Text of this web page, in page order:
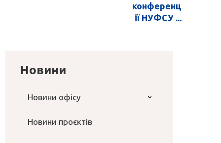
конференц
ії НУФСУ ...
Новини
Новини офісу
Новини проєктів